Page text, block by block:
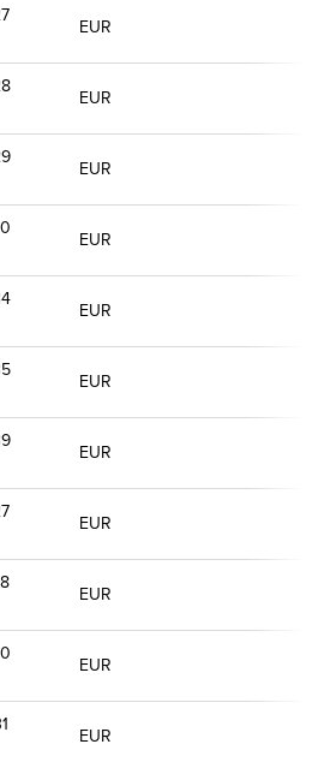
EUR
EUR
EUR
EUR
EUR
EUR
EUR
EUR
EUR
EUR
EUR